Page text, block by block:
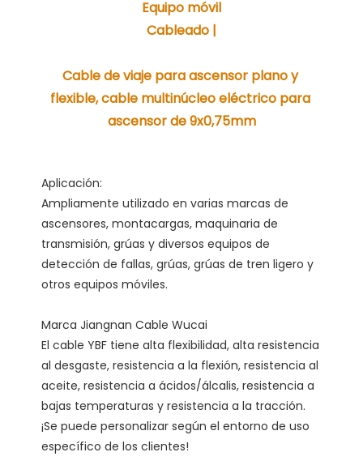
Cable de viaje para ascensor plano y
flexible, cable multinúcleo eléctrico para
ascensor de 9x0,75mm
Ampliamente utilizado en varias marcas de
ascensores, montacargas, maquinaria de
transmisión, grúas y diversos equipos de
detección de fallas, grúas, grúas de tren ligero y
El cable YBF tiene alta flexibilidad, alta resistencia
al desgaste, resistencia a la flexión, resistencia al
aceite, resistencia a ácidos/álcalis, resistencia a
bajas temperaturas y resistencia a la tracción.
¡Se puede personalizar según el entorno de uso